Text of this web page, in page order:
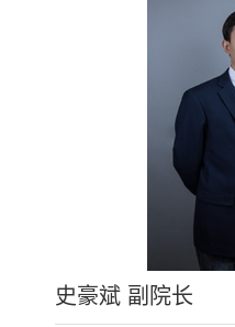
史豪斌 副院长